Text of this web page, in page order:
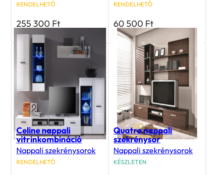
RENDELHETŐ
255 300 Ft
RENDELHETŐ
60 500 Ft
Celine nappali
vitrinkombináció
Nappali szekrénysorok
RENDELHETŐ
Quatro nappali
szekrénysor
Nappali szekrénysorok
KÉSZLETEN